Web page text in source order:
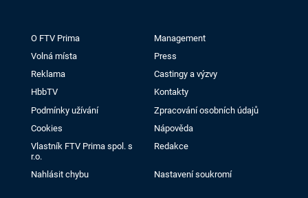
O FTV Prima
Management
Volná místa
Press
Reklama
Castingy a výzvy
HbbTV
Kontakty
Podmínky užívání
Zpracování osobních údajů
Cookies
Nápověda
Vlastník FTV Prima spol. s
r.o.
Redakce
Nahlásit chybu Nastavení soukromí